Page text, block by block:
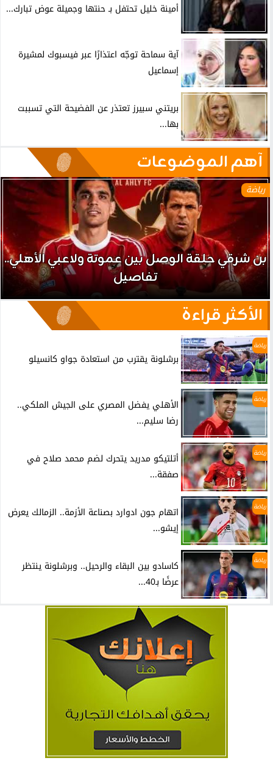
أمينة خليل تحتفل بـ حنتها وجميلة عوض تبارك...
آية سماحة توجّه اعتذارًا عبر فيسبوك لمشيرة
إسماعيل
بريتني سبيرز تعتذر عن الفضيحة التي تسببت
بها...
آهم الموضوعات
رياضة
بن شرقي حلقة الوصل بين عموتة ولاعبي الأهلي..
تفاصيل
الأكثر قراءة
رياضة
برشلونة يقترب من استعادة جواو كانسيلو
رياضة
الأهلي يفضل المصري على الجيش الملكي..
رضا سليم...
رياضة
أتلتيكو مدريد يتحرك لضم محمد صلاح في
صفقة...
رياضة
اتهام جون ادوارد بصناعة الأزمة.. الزمالك يعرض
إيشو...
رياضة
كاسادو بين البقاء والرحيل.. وبرشلونة ينتظر
عرضًا بـ40...